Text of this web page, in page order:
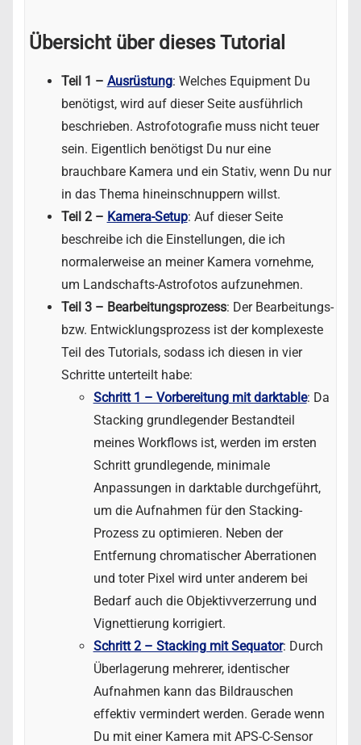
Übersicht über dieses Tutorial
Teil 1 – Ausrüstung: Welches Equipment Du
benötigst, wird auf dieser Seite ausführlich
beschrieben. Astrofotografie muss nicht teuer
sein. Eigentlich benötigst Du nur eine
brauchbare Kamera und ein Stativ, wenn Du nur
in das Thema hineinschnuppern willst.
Teil 2 – Kamera-Setup: Auf dieser Seite
beschreibe ich die Einstellungen, die ich
normalerweise an meiner Kamera vornehme,
um Landschafts-Astrofotos aufzunehmen.
Teil 3 – Bearbeitungsprozess: Der Bearbeitungs-
bzw. Entwicklungsprozess ist der komplexeste
Teil des Tutorials, sodass ich diesen in vier
Schritte unterteilt habe:
Schritt 1 – Vorbereitung mit darktable: Da
Stacking grundlegender Bestandteil
meines Workflows ist, werden im ersten
Schritt grundlegende, minimale
Anpassungen in darktable durchgeführt,
um die Aufnahmen für den Stacking-
Prozess zu optimieren. Neben der
Entfernung chromatischer Aberrationen
und toter Pixel wird unter anderem bei
Bedarf auch die Objektivverzerrung und
Vignettierung korrigiert.
Schritt 2 – Stacking mit Sequator: Durch
Überlagerung mehrerer, identischer
Aufnahmen kann das Bildrauschen
effektiv vermindert werden. Gerade wenn
Du mit einer Kamera mit APS-C-Sensor